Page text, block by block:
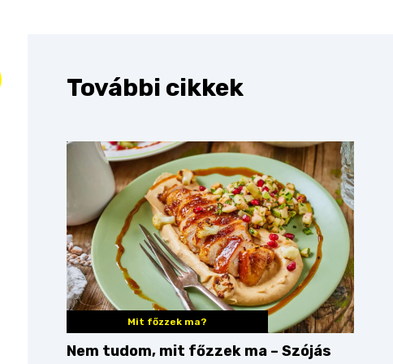
További cikkek
Mit főzzek ma?
Nem tudom, mit főzzek ma – Szójás